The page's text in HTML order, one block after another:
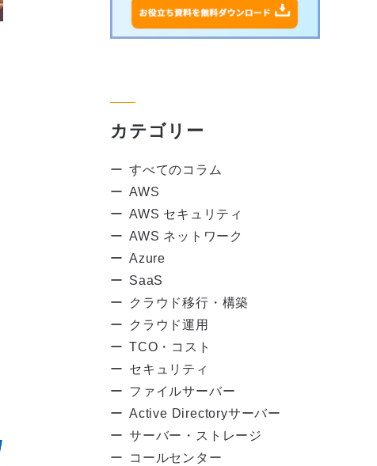
カテゴリー
すべてのコラム
AWS
AWS セキュリティ
AWS ネットワーク
Azure
SaaS
クラウド移行・構築
クラウド運用
TCO・コスト
セキュリティ
ファイルサーバー
Active Directoryサーバー
サーバー・ストレージ
コールセンター